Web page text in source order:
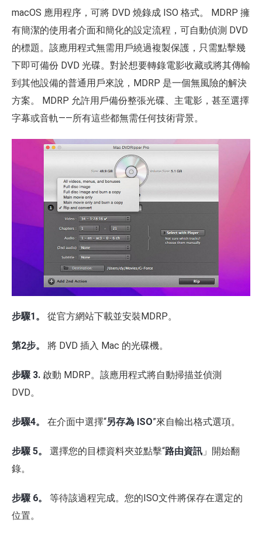
macOS 應用程序，可將 DVD 燒錄成 ISO 格式。 MDRP 擁
有簡潔的使用者介面和簡化的設定流程，可自動偵測 DVD
的標題。該應用程式無需用戶繞過複製保護，只需點擊幾
下即可備份 DVD 光碟。對於想要轉錄電影收藏或將其傳輸
到其他設備的普通用戶來說，MDRP 是一個無風險的解決
方案。 MDRP 允許用戶備份整張光碟、主電影，甚至選擇
字幕或音軌——所有這些都無需任何技術背景。
步驟1。 從官方網站下載並安裝MDRP。
第2步。 將 DVD 插入 Mac 的光碟機。
步驟 3. 啟動 MDRP。該應用程式將自動掃描並偵測
DVD。
步驟4。 在介面中選擇“另存為 ISO”來自輸出格式選項。
步驟 5。 選擇您的目標資料夾並點擊“路由資訊 」開始翻
錄。
步驟 6。
等待該過程完成。您的ISO文件將保存在選定的
位置。